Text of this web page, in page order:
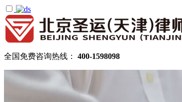
全国免费咨询热线： 400-1598098